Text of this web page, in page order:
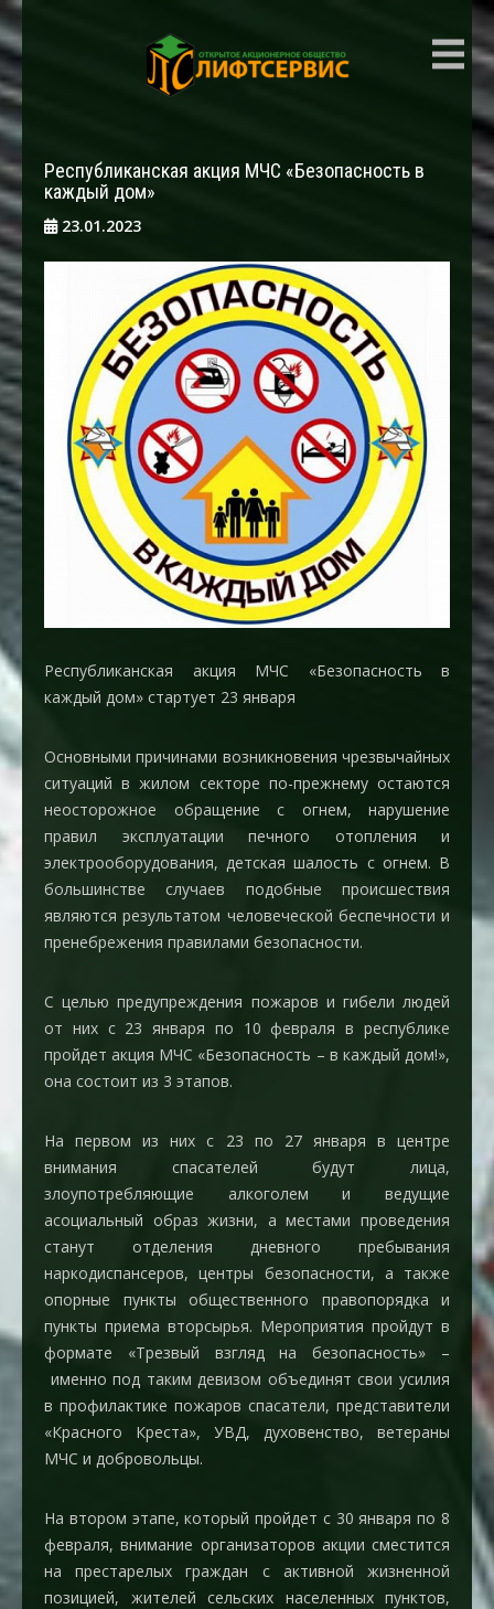
Республиканская акция МЧС «Безопасность в
каждый дом»
23.01.2023
Республиканская акция МЧС «Безопасность в
каждый дом» стартует 23 января
Основными причинами возникновения чрезвычайных
ситуаций в жилом секторе по-прежнему остаются
неосторожное обращение с огнем, нарушение
правил эксплуатации печного отопления и
электрооборудования, детская шалость с огнем. В
большинстве случаев подобные происшествия
являются результатом человеческой беспечности и
пренебрежения правилами безопасности.
С целью предупреждения пожаров и гибели людей
от них с 23 января по 10 февраля в республике
пройдет акция МЧС «Безопасность – в каждый дом!»,
она состоит из 3 этапов.
На первом из них с 23 по 27 января в центре
внимания спасателей будут лица,
злоупотребляющие алкоголем и ведущие
асоциальный образ жизни, а местами проведения
станут отделения дневного пребывания
наркодиспансеров, центры безопасности, а также
опорные пункты общественного правопорядка и
пункты приема вторсырья. Мероприятия пройдут в
формате «Трезвый взгляд на безопасность» –
именно под таким девизом объединят свои усилия
в профилактике пожаров спасатели, представители
«Красного Креста», УВД, духовенство, ветераны
МЧС и добровольцы.
На втором этапе, который пройдет с 30 января по 8
февраля, внимание организаторов акции сместится
на престарелых граждан с активной жизненной
позицией, жителей сельских населенных пунктов,